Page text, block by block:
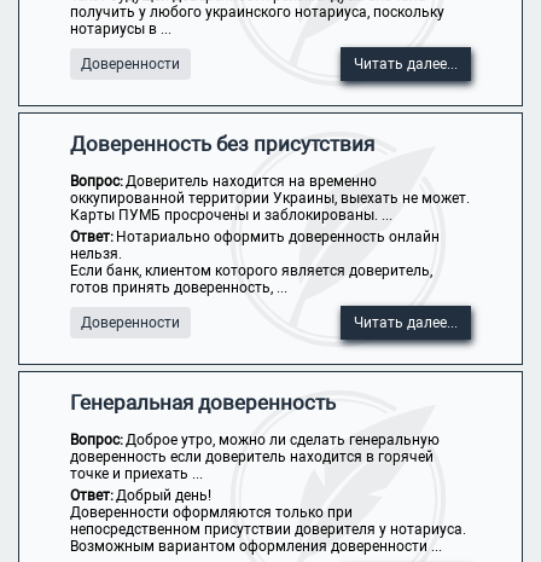
получить у любого украинского нотариуса, поскольку
нотариусы в ...
Доверенности Читать далее...
Доверенность без присутствия
Вопрос:Доверитель находится на временно
оккупированной территории Украины, выехать не может.
Карты ПУМБ просрочены и заблокированы. ...
Ответ: Нотариально оформить доверенность онлайн
нельзя.
Если банк, клиентом которого является доверитель,
готов принять доверенность, ...
Доверенности Читать далее...
Генеральная доверенность
Вопрос:Доброе утро, можно ли сделать генеральную
доверенность если доверитель находится в горячей
точке и приехать ...
Ответ:Добрый день!
Доверенности оформляются только при
непосредственном присутствии доверителя у нотариуса.
Возможным вариантом оформления доверенности ...